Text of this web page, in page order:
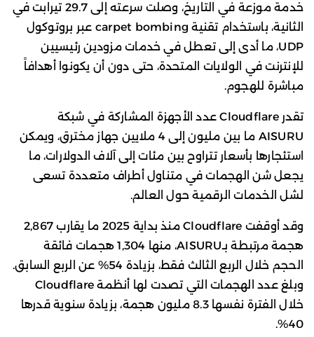
خدمة موزعة في التاريخ، وصلت سرعته إلى 29.7 تيرابت في
الثانية، باستخدام تقنية carpet bombing عبر بروتوكول
UDP، ما أدى إلى تعطل في خدمات مزودين رئيسيين
للإنترنت في الولايات المتحدة، حتى دون أن يكونوا أهدافاً
مباشرة للهجوم.
تقدر Cloudflare عدد الأجهزة المشاركة في شبكة
AISURU ما بين مليون إلى 4 ملايين جهاز مخترق، ويمكن
استئجارها بأسعار تتراوح بين مئات إلى آلاف الدولارات، ما
يجعل شن الهجمات في متناول أطراف متعددة تسعى
لشل الخدمات الرقمية حول العالم.
وقد أوقفت Cloudflare منذ بداية 2025 ما يقارب 2,867
هجمة مرتبطة بـAISURU، منها 1,304 هجمات فائقة
الحجم خلال الربع الثالث فقط، بزيادة 54% عن الربع السابق.
وبلغ عدد الهجمات التي تصدت لها أنظمة Cloudflare
خلال الفترة نفسها 8.3 مليون هجمة، بزيادة سنوية قدرها
40%.